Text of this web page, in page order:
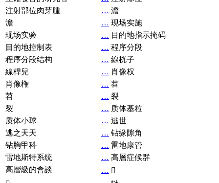
注射部位肉芽腫
… 澹
澹
… 现场实施
现场实验
… 目的地指示掩码
目的地控制表
… 程序分段
程序分段结构
… 線桄子
線桿兒
… 肖像权
肖像権
… 苕
苕
… 裂
裂
… 质体基粒
质体小球
… 逃世
逃之天天
… 钻缘隙角
钻胸甲科
… 雷地康管
雷地斯特系统
… 高層症候群
高層級的會談
… 𧘞